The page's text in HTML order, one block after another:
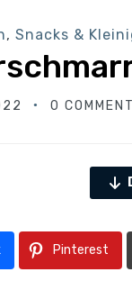
, Snacks &
0
Pinterest